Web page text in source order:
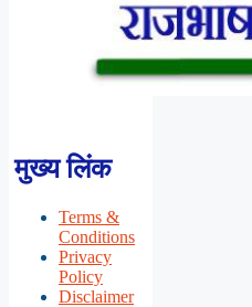
मुख्य लिंक
Terms &
Conditions
Privacy
Policy
Disclaimer